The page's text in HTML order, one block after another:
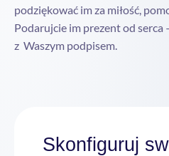
podziękować im za miłość,
Podarujcie im prezent od
z Waszym podpisem.
Skonfiguruj